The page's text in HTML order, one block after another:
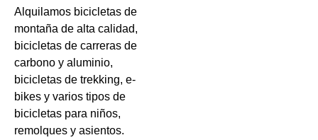
Alquilamos bicicletas de
montaña de alta calidad,
bicicletas de carreras de
carbono y aluminio,
bicicletas de trekking, e-
bikes y varios tipos de
bicicletas para niños,
remolques y asientos.